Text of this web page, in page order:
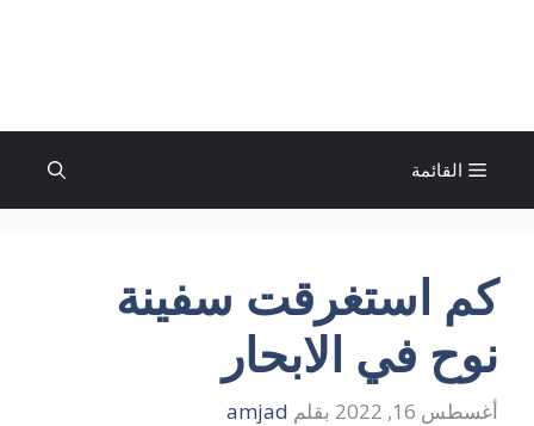
القائمة
كم استغرقت سفينة
نوح في الابحار
أغسطس 16, 2022 بقلم amjad